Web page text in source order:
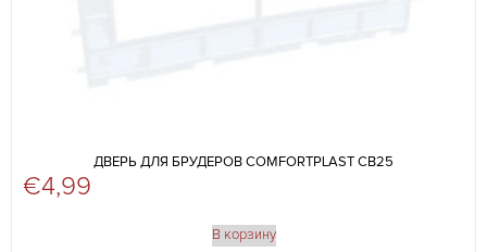
ДВЕРЬ ДЛЯ БРУДЕРОВ COMFORTPLAST CB25
€4,99
В корзину